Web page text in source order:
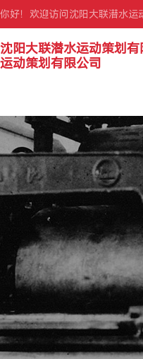
你好！欢迎访问沈阳大联潜水运
沈阳大联潜水运动策划
运动策划有限公司